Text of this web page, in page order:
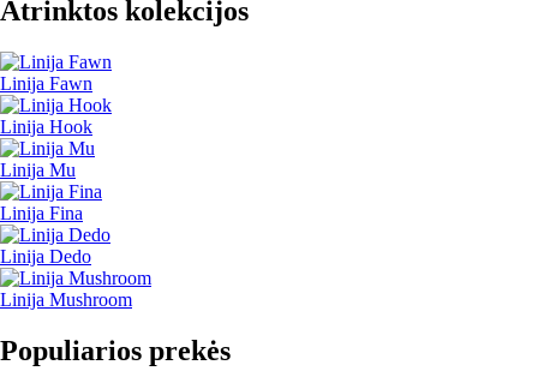
Atrinktos kolekcijos
Linija Fawn
Linija Hook
Linija Mu
Linija Fina
Linija Dedo
Linija Mushroom
Populiarios prekės